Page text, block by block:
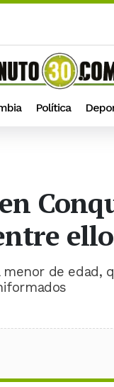
Política
de edad,